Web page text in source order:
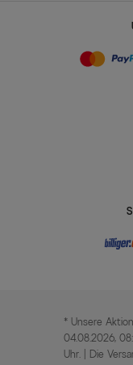
* Unsere
04.08.2026,
Uhr. | Die